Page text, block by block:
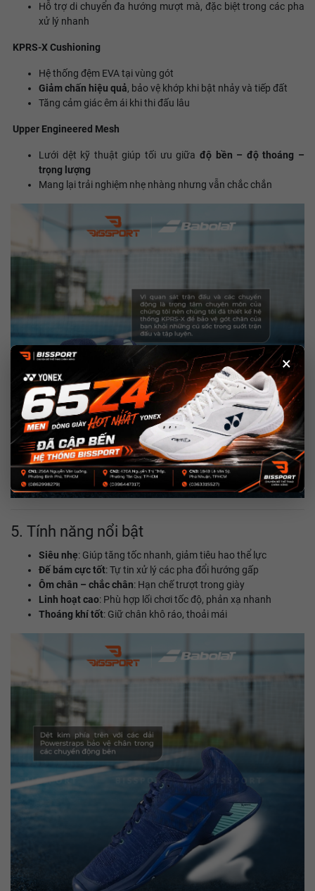
×
Hỗ trợ di chuyển đa hướng mượt mà, đặc biệt trong các pha
xử lý nhanh
KPRS-X Cushioning
Hệ thống đệm EVA tại vùng gót
Giảm chấn hiệu quả, bảo vệ khớp khi bật nhảy và tiếp đất
Tăng cảm giác êm ái khi thi đấu lâu
Upper Engineered Mesh
Lưới dệt kỹ thuật giúp tối ưu giữa độ bền – độ thoáng –
trọng lượng
Mang lại trải nghiệm nhẹ nhàng nhưng vẫn chắc chắn
5. Tính năng nổi bật
Siêu nhẹ: Giúp tăng tốc nhanh, giảm tiêu hao thể lực
Đế bám cực tốt: Tự tin xử lý các pha đổi hướng gấp
Ôm chân – chắc chân: Hạn chế trượt trong giày
Linh hoạt cao: Phù hợp lối chơi tốc độ, phản xạ nhanh
Thoáng khí tốt: Giữ chân khô ráo, thoải mái